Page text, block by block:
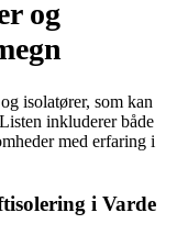
og
isolatører, som kan
inkluderer både
med erfaring i
i Varde